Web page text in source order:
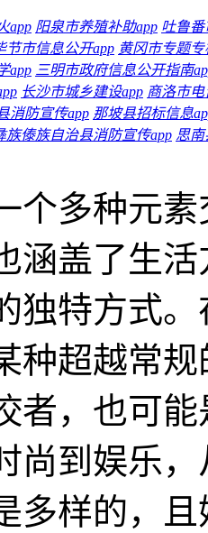
app 阳泉市养殖补助app 吐鲁番
节市信息公开app 黄冈市专题专
app 三明市政府信息公开指南
长沙市城乡建设app 商洛市
消防宣传app 那坡县招标信息
族傣族自治县消防宣传app 思南
个多种元
涵盖了生
独特方式
种超越常
者，也可
尚到娱乐
多样的，